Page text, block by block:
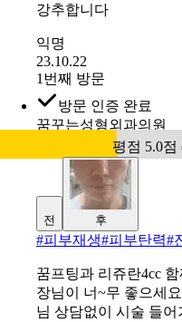
강추합니다
익명
23.10.22
1번째 방문
방문 인증 완료
꿈꾸는성형외과의원
평점 5.0점
전 후
#피부재생#피부탄력#
꿈프팅과 리쥬란4cc
장님이 너~무 좋으세
님 상담없이 시술 들